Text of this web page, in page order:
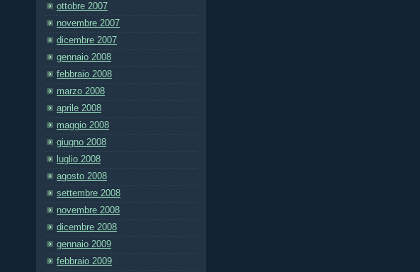
ottobre 2007
novembre 2007
dicembre 2007
gennaio 2008
febbraio 2008
marzo 2008
aprile 2008
maggio 2008
giugno 2008
luglio 2008
agosto 2008
settembre 2008
novembre 2008
dicembre 2008
gennaio 2009
febbraio 2009